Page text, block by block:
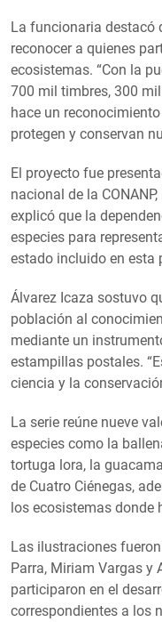
La funcionaria destacó
reconocer a quienes
ecosistemas. “Con la
700 mil timbres, 300
hace un
protegen y conservan
El proyecto fue
nacional de la
explicó que la
especies para
estado incluido en esta
Álvarez Icaza sostuvo
población al
mediante un
estampillas postales.
ciencia y la
La serie reúne nueve
especies como la
tortuga lora, la
de Cuatro Ciénegas,
los ecosistemas donde
Las ilustraciones
Parra, Miriam Vargas y
participaron en el
correspondientes a los